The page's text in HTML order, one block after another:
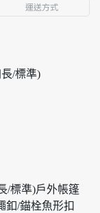
運送方式
/標準)
/標準)戶外帳篷
釦/錨栓魚形扣